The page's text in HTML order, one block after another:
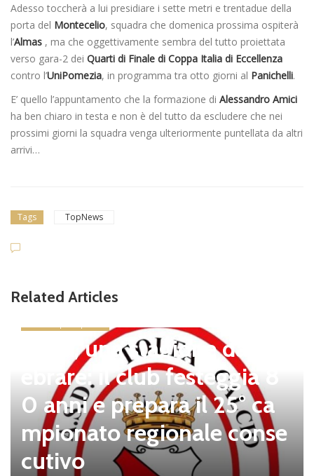
Adesso toccherà a lui presidiare i sette metri e trentadue della
porta del Montecelio, squadra che domenica prossima ospiterà
l’Almas , ma che oggettivamente sembra del tutto proiettata
verso gara-2 dei Quarti di Finale di Coppa Italia di Eccellenza
contro l’UniPomezia, in programma tra otto giorni al Panichelli.
E’ quello l’appuntamento che la formazione di Alessandro Amici
ha ben chiaro in testa e non è del tutto da escludere che nei
prossimi giorni la squadra venga ulteriormente puntellata da altri
arrivi…
Tags TopNews
Related Articles
Tolfa, una stagione da cel
ebrare: il club festeggia 8
0 anni e prepara il 25° ca
mpionato regionale conse
cutivo